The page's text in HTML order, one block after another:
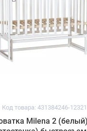
Код товара: 431384246-12321
Milena 2